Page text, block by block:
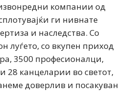
компании од
ги нивнатe
и наследства. Со
луѓето, со вкупен приход
3500 професионалци,
28 канцеларии во светот,
доверлив и посакуван